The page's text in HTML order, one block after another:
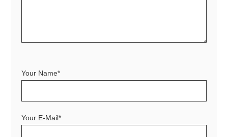
Your Name*
Your E-Mail*